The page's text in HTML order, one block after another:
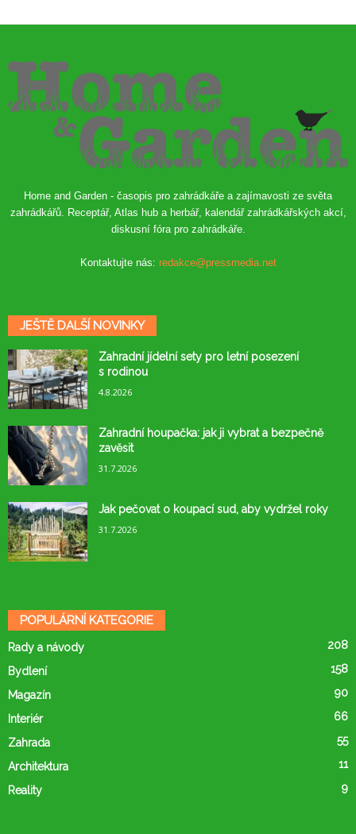
Home and Garden - časopis pro zahrádkáře a zajímavosti ze světa
zahrádkářů. Receptář, Atlas hub a herbář, kalendář zahrádkářských akcí,
diskusní fóra pro zahrádkáře.
Kontaktujte nás: redakce@pressmedia.net
JEŠTĚ DALŠÍ NOVINKY
Zahradní jídelní sety pro letní posezení
s rodinou
4.8.2026
Zahradní houpačka: jak ji vybrat a bezpečně
zavěsit
31.7.2026
Jak pečovat o koupací sud, aby vydržel roky
31.7.2026
POPULÁRNÍ KATEGORIE
Rady a návody 208
Bydlení 158
Magazín 90
Interiér 66
Zahrada 55
Architektura 11
Reality 9